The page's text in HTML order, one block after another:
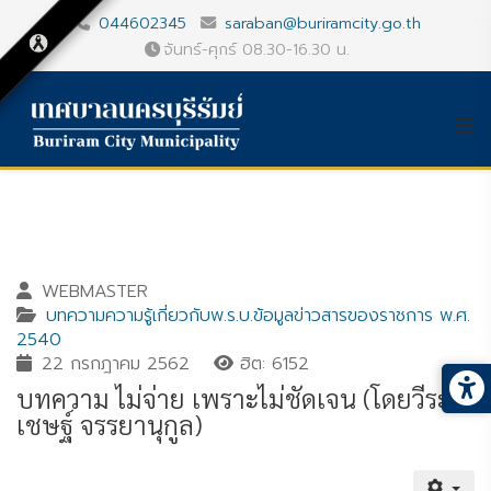
044602345
saraban@buriramcity.go.th
จันทร์-ศุกร์ 08.30-16.30 น.
WEBMASTER
บทความความรู้เกี่ยวกับพ.ร.บ.ข้อมูลข่าวสารของราชการ พ.ศ.
2540
22 กรกฎาคม 2562
ฮิต: 6152
บทความ ไม่จ่าย เพราะไม่ชัดเจน (โดยวีระ
เชษฐ์ จรรยานุกูล)